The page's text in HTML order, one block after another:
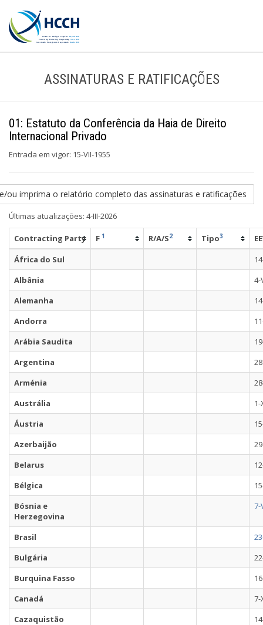
ASSINATURAS E RATIFICAÇÕES
01: Estatuto da Conferência da Haia de Direito
Internacional Privado
Entrada em vigor: 15-VII-1955
ou imprima o relatório completo das assinaturas e ratificações
Últimas atualizações: 4-III-2026
Contracting Party F 1 R/A/S2 Tipo3
África do Sul
Albânia
4-
Alemanha
Andorra
Arábia Saudita
Argentina
Arménia
Austrália
1-
Áustria
Azerbaijão
Belarus
Bélgica
Bósnia e
Herzegovina
7-
Brasil
Bulgária
Burquina Fasso
Canadá
7-
Cazaquistão